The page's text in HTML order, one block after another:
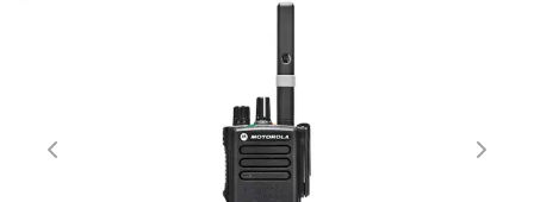
Previous Next